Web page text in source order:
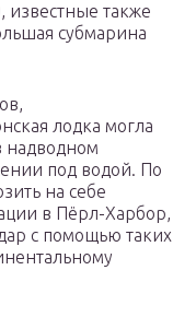
известные также
субмарина
лодка могла
надводном
под водой. По
на себе
в Пёрл-Харбор,
с помощью таких